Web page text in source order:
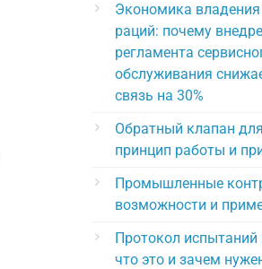
Экономика
раций: почему
регламента
обслуживания
связь на 30%
Обратный клапан
принцип работы и
Промышленные
возможности и
Протокол испытаний
что это и зачем